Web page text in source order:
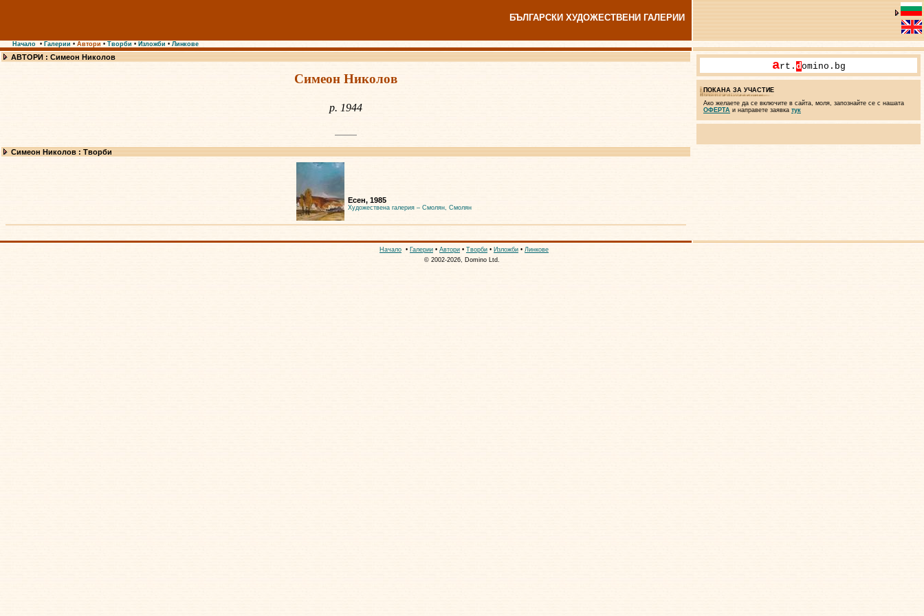
БЪЛГАРСКИ ХУДОЖЕСТВЕНИ ГАЛЕРИИ
Начало • Галерии • Автори • Творби • Изложби • Линкове
АВТОРИ : Симеон Николов
Симеон Николов
р. 1944
Симеон Николов : Творби
Есен, 1985
Художествена галерия – Смолян, Смолян
art. domino.bg
ПОКАНА ЗА УЧАСТИЕ
Ако желаете да се включите в сайта, моля, запознайте се с нашата
ОФЕРТА и направете заявка тук
Начало • Галерии • Автори • Творби • Изложби • Линкове
© 2002-2026, Domino Ltd.